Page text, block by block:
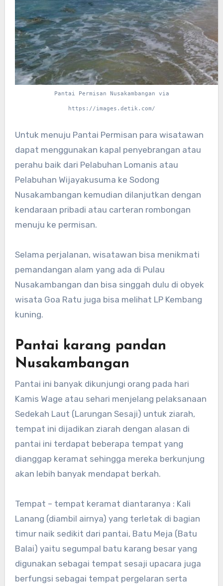
Pantai Permisan Nusakambangan via
https://images.detik.com/
Untuk menuju Pantai Permisan para wisatawan
dapat menggunakan kapal penyebrangan atau
perahu baik dari Pelabuhan Lomanis atau
Pelabuhan Wijayakusuma ke Sodong
Nusakambangan kemudian dilanjutkan dengan
kendaraan pribadi atau carteran rombongan
menuju ke permisan.
Selama perjalanan, wisatawan bisa menikmati
pemandangan alam yang ada di Pulau
Nusakambangan dan bisa singgah dulu di obyek
wisata Goa Ratu juga bisa melihat LP Kembang
kuning.
Pantai karang pandan
Nusakambangan
Pantai ini banyak dikunjungi orang pada hari
Kamis Wage atau sehari menjelang pelaksanaan
Sedekah Laut (Larungan Sesaji) untuk ziarah,
tempat ini dijadikan ziarah dengan alasan di
pantai ini terdapat beberapa tempat yang
dianggap keramat sehingga mereka berkunjung
akan lebih banyak mendapat berkah.
Tempat – tempat keramat diantaranya : Kali
Lanang (diambil airnya) yang terletak di bagian
timur naik sedikit dari pantai, Batu Meja (Batu
Balai) yaitu segumpal batu karang besar yang
digunakan sebagai tempat sesaji upacara juga
berfungsi sebagai tempat pergelaran serta